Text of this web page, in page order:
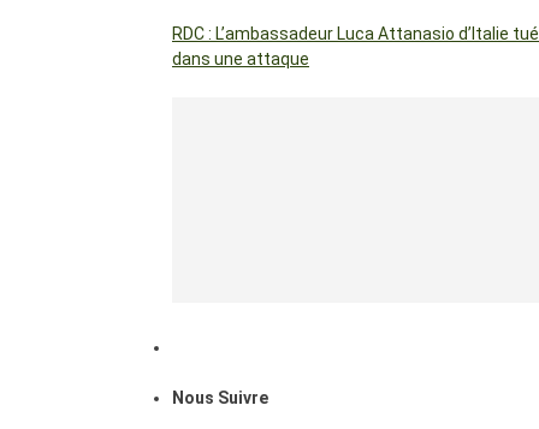
RDC : L’ambassadeur Luca Attanasio d’Italie tué
dans une attaque
Nous Suivre